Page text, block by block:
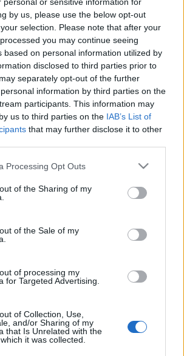
personal or sensitive information for
by us, please use the below opt-out
selection. Please note that after your
you may continue seeing
based on personal information utilized by
disclosed to third parties prior to
separately opt-out of the further
information by third parties on the
participants. This information may
us to third parties on the IAB’s List of
that may further disclose it to other
website/app uses one or more Google
or usage behaviour. You may click to
to Google and its third-party tags to
specified purposes in below Google
Processing Opt Outs
of the Sharing of my
of the Sale of my
of processing my
for Targeted Advertising.
of Collection, Use,
and/or Sharing of my
that Is Unrelated with the
it was collected.
ਵੱਧ ਲੋਕਾਂ ਤੱਕ ਪਹੁੰਚਯੋਗ ਬਣਾਉਣ ਲਈ
ਅਨੁਵਾਦ ਕੀਤਾ ਗਿਆ ਸੀ। ਬਦਕਿਸਮਤੀ ਨਾਲ,
ਇੱਕ ਸੰਪੂਰਨ ਤਕਨਾਲੋਜੀ ਨਹੀਂ ਹੈ, ਇਸ ਲਈ
ਹਨ। ਜੇ ਤੁਸੀਂ ਚਾਹੋ, ਤਾਂ ਤੁਸੀਂ ਮੂਲ ਅੰਗਰੇਜ਼ੀ
ਸਕਦੇ ਹੋ: